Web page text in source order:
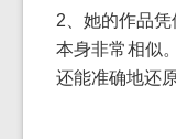
2、她的作品
本身非常相似
还能准确地还